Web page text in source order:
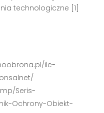
technologiczne [1]
ile-
Seris-
Ochrony-Obiekt-